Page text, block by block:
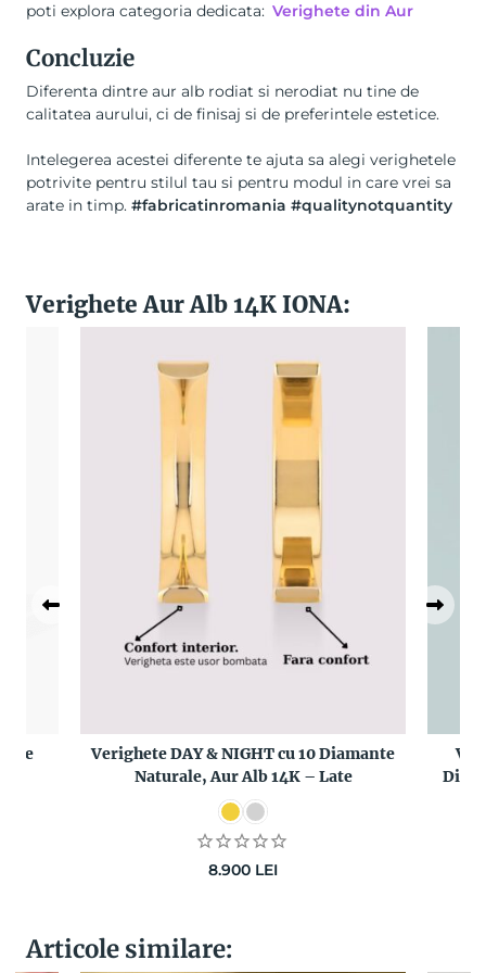
poti explora categoria dedicata: Verighete din Aur
Concluzie
Diferenta dintre aur alb rodiat si nerodiat nu tine de
calitatea aurului, ci de finisaj si de preferintele estetice.
Intelegerea acestei diferente te ajuta sa alegi verighetele
potrivite pentru stilul tau si pentru modul in care vrei sa
arate in timp. #fabricatinromania #qualitynotquantity
Verighete Aur Alb 14K IONA:
Verighete DAY & NIGHT cu 10 Diamante
Naturale, Aur Alb 14K – Late
8.900 LEI
Articole similare: